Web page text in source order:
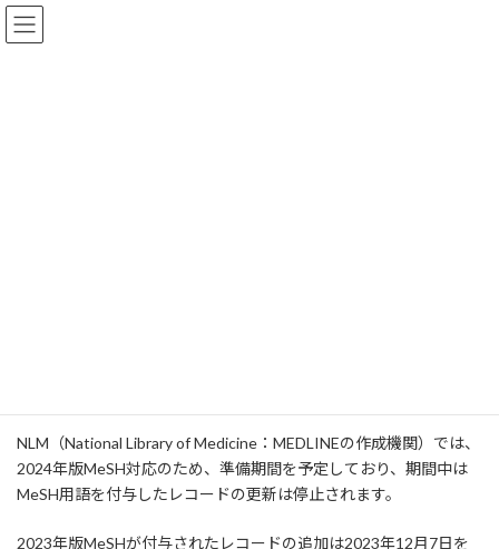
コ
ン
ナ
ビ
NLM（National Library of Medicine：MEDLINEの作成機関）では、
2024年版MeSH対応のため、準備期間を予定しており、期間中は
MeSH用語を付与したレコードの更新は停止されます。
2023年版MeSHが付与されたレコードの追加は2023年12月7日を